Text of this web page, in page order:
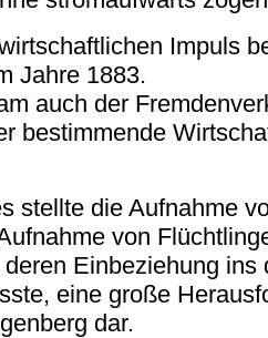
Impuls
Jahre 1883.
auch der
bestimmende
stellte die Aufnahme
von
Einbeziehung ins
eine große
dar.